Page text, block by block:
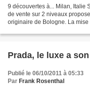
9 découvertes à... Milan, Italie
de vente sur 2 niveaux
originaire de Bologne. La
Prada, le luxe a
Publié le 06/10/2011 à 05:33
Par Frank Rosenthal